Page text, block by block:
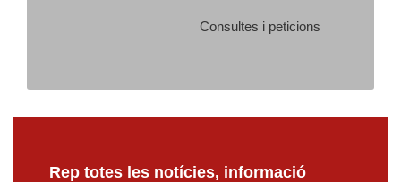
Consultes i peticions
Rep totes les notícies, informació